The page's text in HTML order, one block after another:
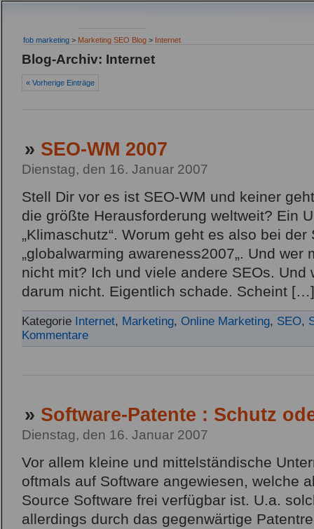
fob marketing > Marketing SEO Blog > Internet
Blog-Archiv: Internet
« Vorherige Einträge
» SEO-WM 2007
Dienstag, den 16. Januar 2007
Stell Dir vor es ist SEO-WM und keiner
die größte Herausforderung weltweit? Ein
„Klimaschutz“. Worum geht es also bei der
„globalwarming awareness2007„. Und wer
nicht mit? Ich und viele andere SEOs. Und
darum nicht. Eigentlich schade. Scheint […]
Kategorie Internet, Marketing, Online Marketing, SEO,
Kommentare
» Software-Patente : Schutz
Dienstag, den 16. Januar 2007
Vor allem kleine und mittelständische
oftmals auf Software angewiesen, welche
Source Software frei verfügbar ist. U.a.
allerdings durch das gegenwärtige